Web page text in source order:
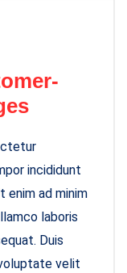
incididunt
enim ad minim
laboris
Duis
velit